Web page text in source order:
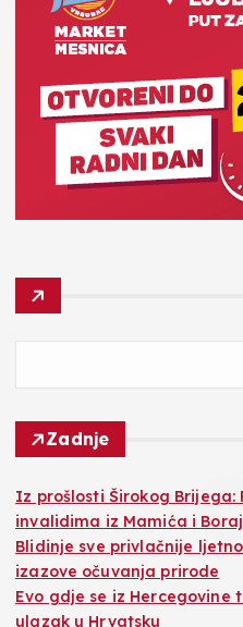
Zadnje
Iz prošlosti Širokog Brijega:
invalidima iz Mamića i
Blidinje sve privlačnije
izazove očuvanja prirode
Evo gdje se iz Hercegovine
ulazak u Hrvatsku